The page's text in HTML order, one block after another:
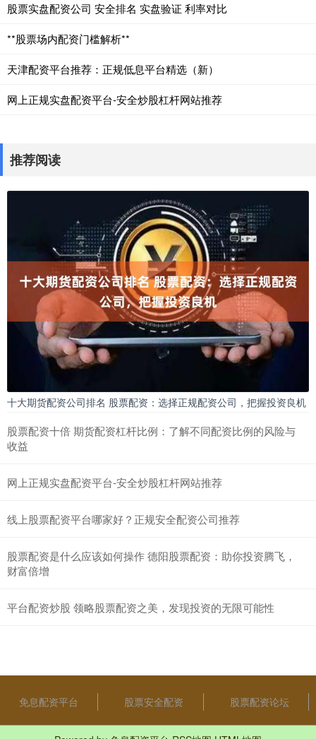
股票实盘配资公司 安全排名 实盘验证 利率对比
**股票场内配资门槛解析**
天津配资平台推荐：正规低息平台精选（新）
网上正规实盘配资平台-安全炒股杠杆网站推荐
推荐阅读
十大期货配资公司排名 股票配资：选择正规配资公司，把握投资良机
股票配资十倍 期货配资杠杆比例：了解不同配资比例的风险与
收益
网上正规实盘配资平台-安全炒股杠杆网站推荐
线上股票配资平台哪家好？正规安全配资公司推荐
股票配资是什么应该如何操作 德阳股票配资：助你投资腾飞，
财富倍增
平台配资炒股 领略股票配资之美，发现投资的无限可能性
免息配资平台 股票安全配资 股票配资论坛